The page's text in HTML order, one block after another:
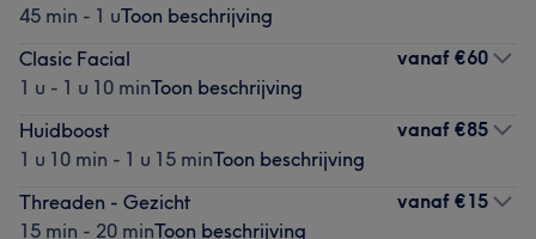
45 min - 1 uToon beschrijving
Clasic Facial
1 u - 1 u 10 minToon beschrijving
vanaf €60
Huidboost
1 u 10 min - 1 u 15 minToon beschrijving
vanaf €85
Threaden - Gezicht
15 min - 20 minToon beschrijving
vanaf €15